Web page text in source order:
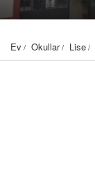
Ev Okullar Lise